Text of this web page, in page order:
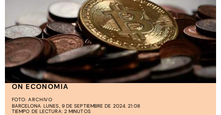
ON ECONOMIA
FOTO: ARCHIVO
BARCELONA. LUNES, 9 DE SEPTIEMBRE DE 2024. 21:08
TIEMPO DE LECTURA: 2 MINUTOS